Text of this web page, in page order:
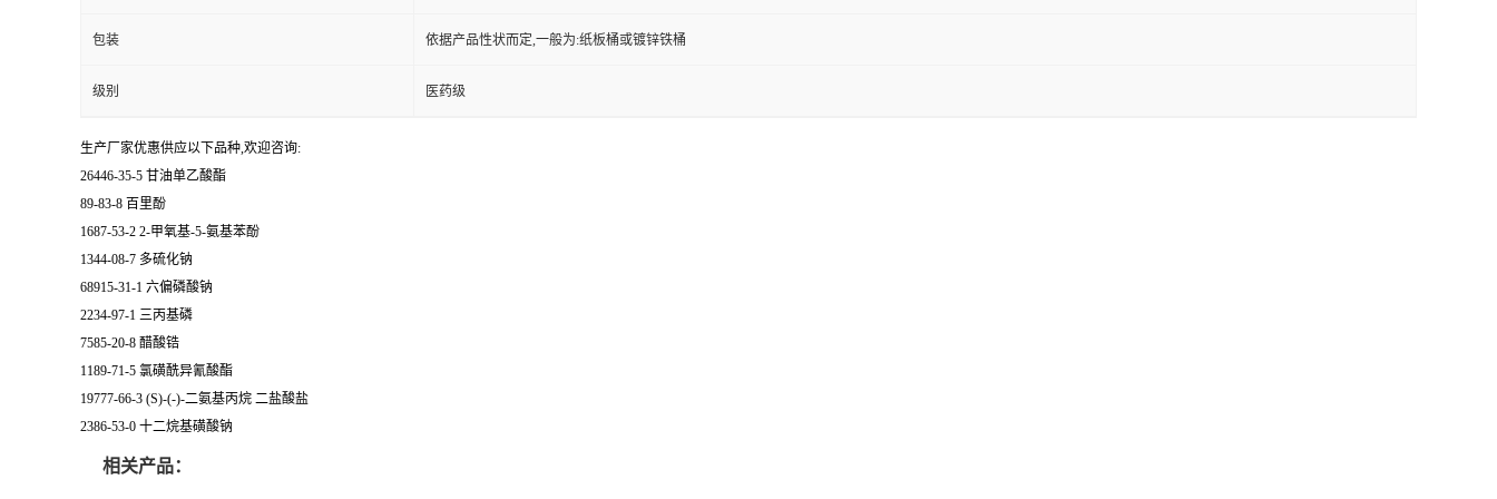
包装 依据产品性状而定,一般为:纸板桶或镀锌铁桶
级别 医药级
生产厂家优惠供应以下品种,欢迎咨询:
26446-35-5 甘油单乙酸酯
89-83-8 百里酚
1687-53-2 2-甲氧基-5-氨基苯酚
1344-08-7 多硫化钠
68915-31-1 六偏磷酸钠
2234-97-1 三丙基磷
7585-20-8 醋酸锆
1189-71-5 氯磺酰异氰酸酯
19777-66-3 (S)-(-)-二氨基丙烷 二盐酸盐
2386-53-0 十二烷基磺酸钠
相关产品：